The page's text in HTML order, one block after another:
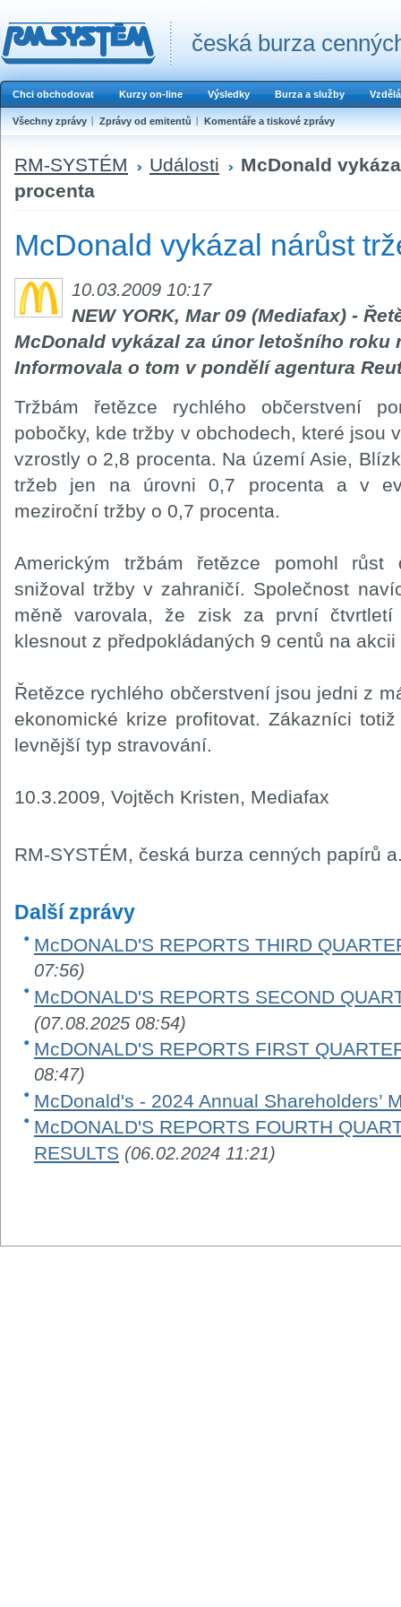
česká burza
Chci obchodovat Kurzy on-line Výsledky Burza a služby
Všechny zprávy Zprávy od emitentů Komentáře a tiskové zprávy
RM-SYSTÉM Události
McDonald
procenta
McDonald vykázal nárůst
10.03.2009 10:17
NEW YORK, Mar 09 (Mediafax) -
McDonald vykázal za únor letošního roku
Informovala o tom v pondělí agentura
Tržbám řetězce rychlého občerstvení
pobočky, kde tržby v obchodech, které jsou
vzrostly o 2,8 procenta. Na území Asie,
tržeb jen na úrovni 0,7 procenta a v
meziroční tržby o 0,7 procenta.
Americkým tržbám řetězce pomohl růst
snižoval tržby v zahraničí. Společnost
měně varovala, že zisk za první
klesnout z předpokládaných 9 centů na
Řetězce rychlého občerstvení jsou jedni z
ekonomické krize profitovat. Zákazníci
levnější typ stravování.
10.3.2009, Vojtěch Kristen, Mediafax
RM-SYSTÉM, česká burza cenných papírů
Další zprávy
McDONALD'S REPORTS THIRD
07:56)
McDONALD'S REPORTS SECOND
(07.08.2025 08:54)
McDONALD'S REPORTS FIRST
08:47)
McDonald's - 2024 Annual Shareholders’
McDONALD'S REPORTS FOURTH
RESULTS (06.02.2024 11:21)